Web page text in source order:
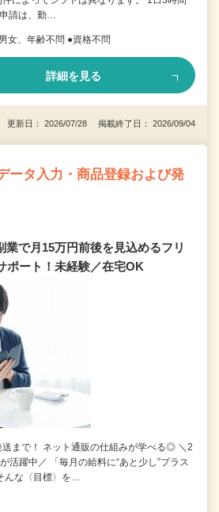
請は、勤…
女、年齢不問 ●資格不問
詳細を見る
更新日： 2026/07/28 掲載終了日： 2026/09/04
ータ入力・商品登録および発
業で月15万円前後を見込めるフリ
ポート！未経験／在宅OK
送まで！ ネット通販の仕組みが学べる◎ ＼2
活躍中／ 「毎月の給料に“あと少し”プラス
んな〈目標〉を…